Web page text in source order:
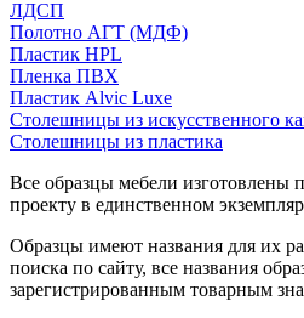
ЛДСП
Полотно АГТ (МДФ)
Пластик HPL
Пленка ПВХ
Пластик Alvic Luxe
Столешницы из искусственного
Столешницы из пластика
Все образцы мебели изготовлены
проекту в единственном
Образцы имеют названия для их
поиска по сайту, все названия
зарегистрированным товарным